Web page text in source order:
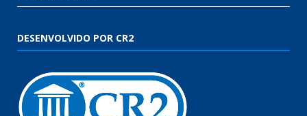
DESENVOLVIDO POR CR2